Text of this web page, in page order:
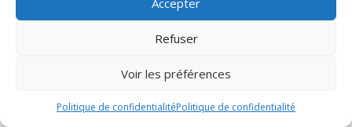
Refuser
Voir les préférences
Politique de confidentialitéPolitique de confidentialité
parfum mêlant la puissante odeur du clou de girofle et la